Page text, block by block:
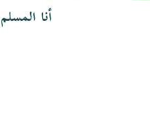
أنا المسلم